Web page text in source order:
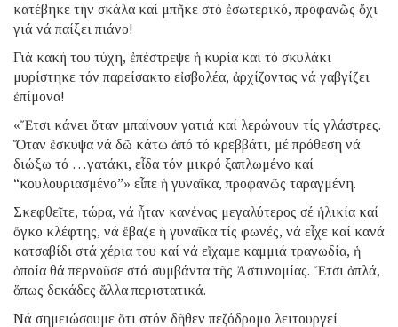
κατέβηκε τήν σκάλα καί μπῆκε στό ἐσωτερικό, προφανῶς ὄχι
γιά νά παίξει πιάνο!
Γιά κακή του τύχη, ἐπέστρεψε ἡ κυρία καί τό σκυλάκι
μυρίστηκε τόν παρείσακτο εἰσβολέα, ἀρχίζοντας νά γαβγίζει
ἐπίμονα!
«Ἔτσι κάνει ὅταν μπαίνουν γατιά καί λερώνουν τίς γλάστρες.
Ὅταν ἔσκυψα νά δῶ κάτω ἀπό τό κρεββάτι, μέ πρόθεση νά
διώξω τό …γατάκι, εἶδα τόν μικρό ξαπλωμένο καί
“κουλουριασμένο”» εἶπε ἡ γυναῖκα, προφανῶς ταραγμένη.
Σκεφθεῖτε, τώρα, νά ἦταν κανένας μεγαλύτερος σέ ἡλικία καί
ὄγκο κλέφτης, νά ἔβαζε ἡ γυναῖκα τίς φωνές, νά εἶχε καί κανά
κατσαβίδι στά χέρια του καί νά εἴχαμε καμμιά τραγωδία, ἡ
ὁποία θά περνοῦσε στά συμβάντα τῆς Ἀστυνομίας. Ἔτσι ἁπλά,
ὅπως δεκάδες ἄλλα περιστατικά.
Νά σημειώσουμε ὅτι στόν δῆθεν πεζόδρομο λειτουργεί